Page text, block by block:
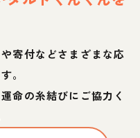
寄付などさまざまな応
。
命の糸結びにご協力く